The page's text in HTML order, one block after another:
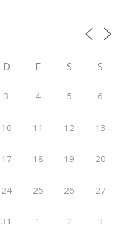
D F S S
3 4 5 6
10 11 12 13
17 18 19 20
24 25 26 27
31 1 2 3